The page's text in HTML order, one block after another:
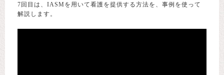
7回目は、IASMを用いて看護を提供する方法を、事例を使って
解説します。